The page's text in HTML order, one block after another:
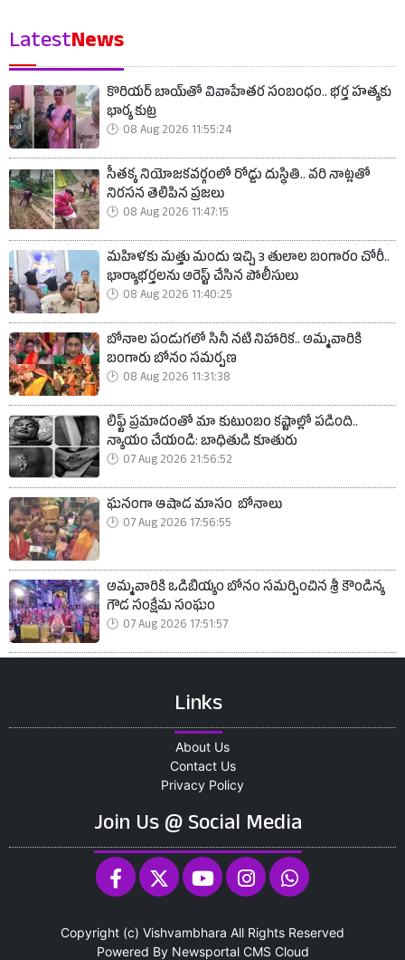
LatestNews
కొరియర్ బాయ్‌తో వివాహేతర సంబంధం.. భర్త హత్యకు
భార్య కుట్ర
08 Aug 2026 11:55:24
సీతక్క నియోజకవర్గంలో రోడ్డు దుస్థితి.. వరి నాట్లతో
నిరసన తెలిపిన ప్రజలు
08 Aug 2026 11:47:15
మహిళకు మత్తు మందు ఇచ్చి 3 తులాల బంగారం చోరీ..
భార్యాభర్తలను అరెస్ట్ చేసిన పోలీసులు
08 Aug 2026 11:40:25
బోనాల పండుగలో సినీ నటి నిహారిక.. అమ్మవారికి
బంగారు బోనం సమర్పణ
08 Aug 2026 11:31:38
లిఫ్ట్ ప్రమాదంతో మా కుటుంబం కష్టాల్లో పడింది..
న్యాయం చేయండి: బాధితుడి కూతురు
07 Aug 2026 21:56:52
ఘనంగా ఆషాడ మాసం బోనాలు
07 Aug 2026 17:56:55
అమ్మవారికి ఒడిబియ్యం బోనం సమర్పించిన శ్రీ కౌండిన్య
గౌడ సంక్షేమ సంఘం
07 Aug 2026 17:51:57
Links
About Us
Contact Us
Privacy Policy
Join Us @ Social Media
Copyright (c) Vishvambhara All Rights Reserved
Powered By Newsportal CMS Cloud